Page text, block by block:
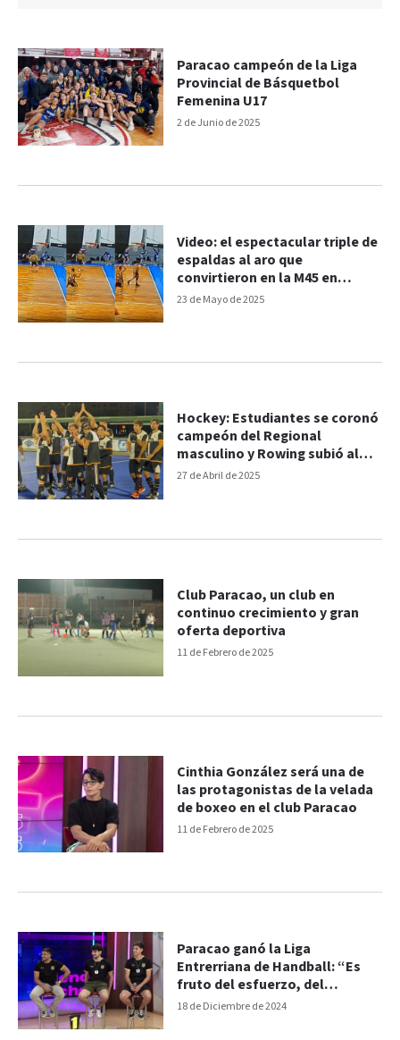
2 de Junio de 2025
Paracao campeón de la Liga
Provincial de Básquetbol
Femenina U17
23 de Mayo de 2025
Video: el espectacular triple de
espaldas al aro que
convirtieron en la M45 en
Paraná
27 de Abril de 2025
Hockey: Estudiantes se coronó
campeón del Regional
masculino y Rowing subió al
podio en el femenino
11 de Febrero de 2025
Club Paracao, un club en
continuo crecimiento y gran
oferta deportiva
11 de Febrero de 2025
Cinthia González será una de
las protagonistas de la velada
de boxeo en el club Paracao
18 de Diciembre de 2024
Paracao ganó la Liga
Entrerriana de Handball: “Es
fruto del esfuerzo, del
compromiso y el trabajo”